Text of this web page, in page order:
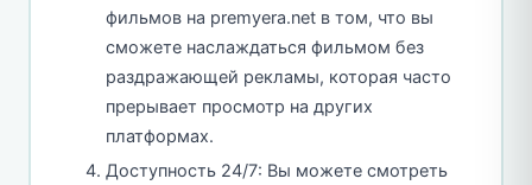
фильмов на premyera.net в том, что вы
сможете наслаждаться фильмом без
раздражающей рекламы, которая часто
прерывает просмотр на других
платформах.
Доступность 24/7: Вы можете смотреть